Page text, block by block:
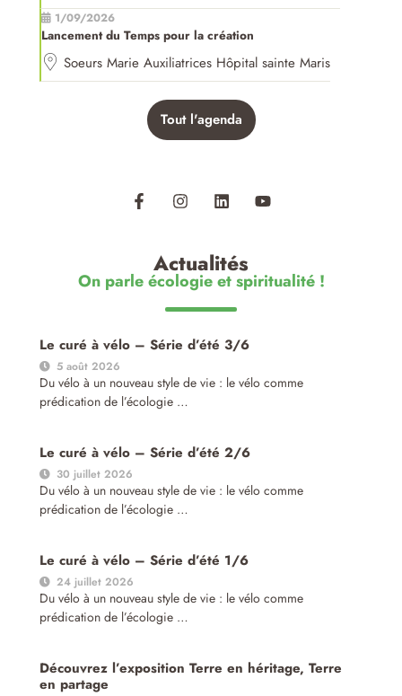
1/09/2026
Lancement du Temps pour la création
Soeurs Marie Auxiliatrices Hôpital sainte Maris
Tout l'agenda
Actualités
On parle écologie et spiritualité !
Le curé à vélo – Série d’été 3/6
5 août 2026
Du vélo à un nouveau style de vie : le vélo comme
prédication de l’écologie …
Le curé à vélo – Série d’été 2/6
30 juillet 2026
Du vélo à un nouveau style de vie : le vélo comme
prédication de l’écologie …
Le curé à vélo – Série d’été 1/6
24 juillet 2026
Du vélo à un nouveau style de vie : le vélo comme
prédication de l’écologie …
Découvrez l’exposition Terre en héritage, Terre
en partage